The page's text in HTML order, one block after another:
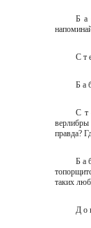
Б а
С т
Б а
С т
верлибры
правда?
Б а
таких
Д о